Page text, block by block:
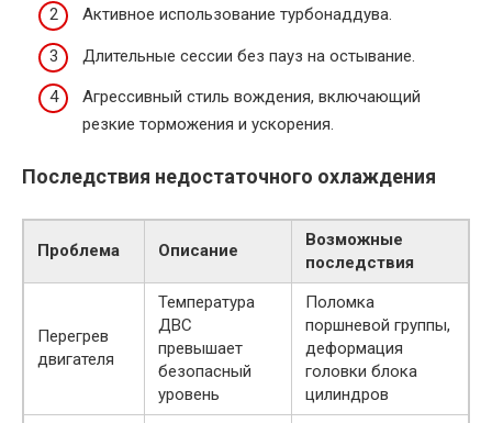
Активное использование турбонаддува.
Длительные сессии без пауз на остывание.
Агрессивный стиль вождения, включающий
резкие торможения и ускорения.
Последствия недостаточного охлаждения
Проблема Описание
Возможные
последствия
Перегрев
двигателя
Температура
ДВС
превышает
безопасный
уровень
Поломка
поршневой группы,
деформация
головки блока
цилиндров